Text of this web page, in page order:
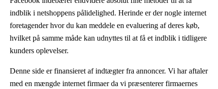
indblik i netshoppens pålidelighed. Herinde er der nogle internet
foretagender hvor du kan meddele en evaluering af deres køb,
hvilket på samme måde kan udnyttes til at få et indblik i tidligere
kunders oplevelser.
Denne side er finansieret af indtægter fra annoncer. Vi har aftaler
med en mængde internet firmaer da vi præsenterer firmaernes